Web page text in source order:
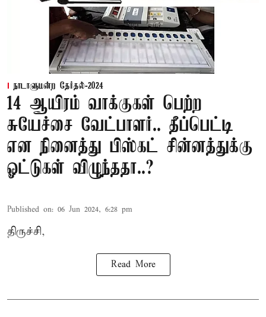
நாடாளுமன்ற தேர்தல்-2024
14 ஆயிரம் வாக்குகள் பெற்ற
சுயேச்சை வேட்பாளர்.. தீப்பெட்டி
என நினைத்து பிஸ்கட் சின்னத்துக்கு
ஓட்டுகள் விழுந்ததா..?
Published on: 06 Jun 2024, 6:28 pm
திருச்சி,
Read More